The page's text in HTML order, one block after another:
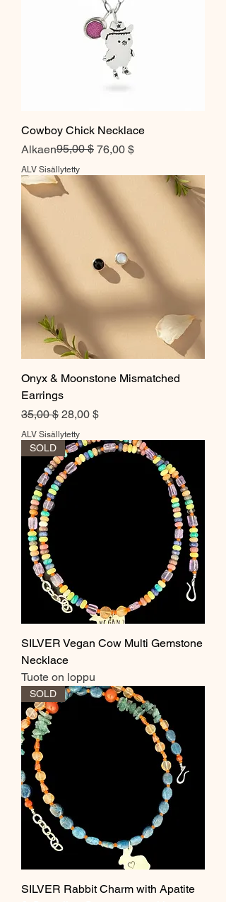
Cowboy Chick Necklace
Alkaen
Normaali hinta
95,00 $ 76,00 $
Alehinta
ALV Sisällytetty
Onyx & Moonstone Mismatched
Earrings
Normaali hinta
35,00 $ Alehinta
28,00 $
ALV Sisällytetty
SOLD
SILVER Vegan Cow Multi Gemstone
Necklace
Tuote on loppu
SOLD
SILVER Rabbit Charm with Apatite